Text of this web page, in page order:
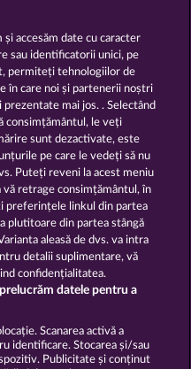
Moon
condiții
și
Firmă
Retragere
și accesăm date cu caracter
sau identificatorii unici, pe
permiteți tehnologiilor de
în care noi și partenerii noștri
mai jos. . Selectând
consimțământul, le veți
sunt dezactivate, este
pe care le vedeți să nu
Puteți reveni la acest meniu
vă retrage consimțământul, în
preferințele linkul din partea
plutitoare din partea stângă
aleasă de dvs. va intra
detalii suplimentare, vă
confidențialitatea.
datele pentru a
Scanarea activă a
identificare. Stocarea și/sau
Publicitate și conținut